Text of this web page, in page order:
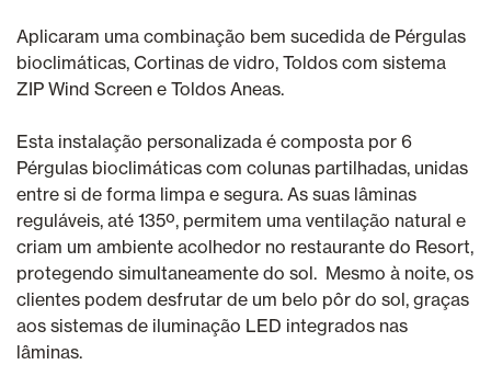
Aplicaram uma combinação bem sucedida de Pérgulas
bioclimáticas, Cortinas de vidro, Toldos com sistema
ZIP Wind Screen e Toldos Aneas.
Esta instalação personalizada é composta por 6
Pérgulas bioclimáticas com colunas partilhadas, unidas
entre si de forma limpa e segura. As suas lâminas
reguláveis, até 135º, permitem uma ventilação natural e
criam um ambiente acolhedor no restaurante do Resort,
protegendo simultaneamente do sol. Mesmo à noite, os
clientes podem desfrutar de um belo pôr do sol, graças
aos sistemas de iluminação LED integrados nas
lâminas.